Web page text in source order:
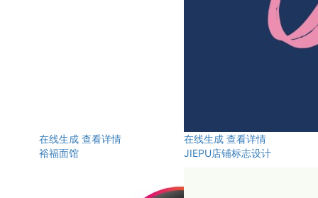
在线生成 查看详情
裕福面馆
在线生成 查看详情
JIEPU店铺标志设计